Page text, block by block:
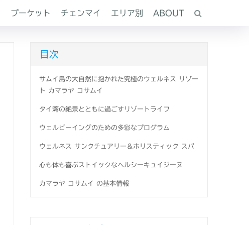
プーケット チェンマイ エリア別 ABOUT
目次
サムイ島の大自然に抱かれた究極のウェルネス リゾー
ト カマラヤ コサムイ
タイ湾の絶景とともに過ごすリゾートライフ
ウェルビーイングのための多彩なプログラム
ウェルネス サンクチュアリー＆ホリスティック スパ
心も体も喜ぶストイックなヘルシーキュイジーヌ
カマラヤ コサムイ の基本情報